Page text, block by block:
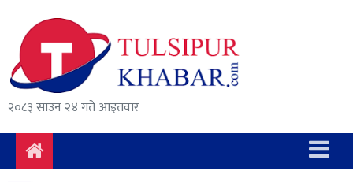
२०८३ साउन २४ गते आइतवार
समाचार
राजनीति
सुरक्षा/
अपराध
दुर्घटना